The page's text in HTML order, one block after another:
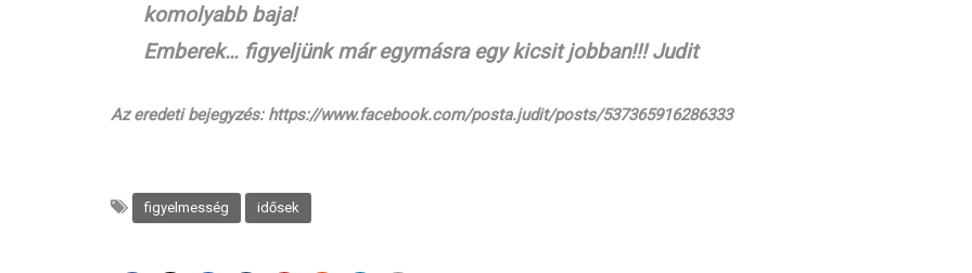
komolyabb baja!
Emberek… figyeljünk már egymásra egy kicsit jobban!!! Judit
Az eredeti bejegyzés: https://www.facebook.com/posta.judit/posts/537365916286333
figyelmesség idősek